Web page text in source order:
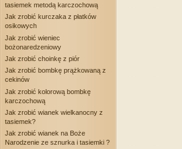
tasiemek metodą karczochową
Jak zrobić kurczaka z płatków
osikowych
Jak zrobić wieniec
bożonaredzeniowy
Jak zrobić choinkę z piór
Jak zrobić bombkę prążkowaną z
cekinów
Jak zrobić kolorową bombkę
karczochową
Jak zrobić wianek wielkanocny z
tasiemek?
Jak zrobić wianek na Boże
Narodzenie ze sznurka i tasiemki ?